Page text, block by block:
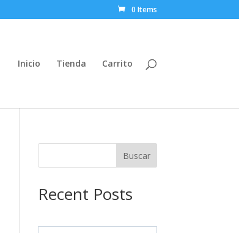
0 Items
Inicio Tienda Carrito
Buscar
Recent Posts